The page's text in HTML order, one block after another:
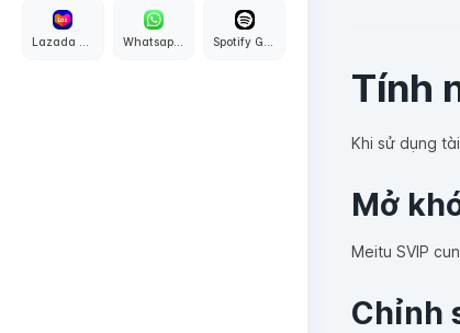
Whatsapp Global
Tính
Khi sử dụng
Mở
Meitu SVIP
Chỉnh